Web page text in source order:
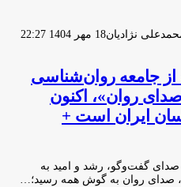
نژادیان18 مهر 1404 22:27
جامعه روان‌شناسی
روان»، اکنون
ایران است +
صدای گفت‌وگو، رشد و امید به
صدای روان به گوش همه رسید؛…